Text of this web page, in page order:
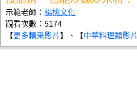
示範老師： 楊桃文化
觀看次數：5174
【更多精采影片 】、【中華料理類影片